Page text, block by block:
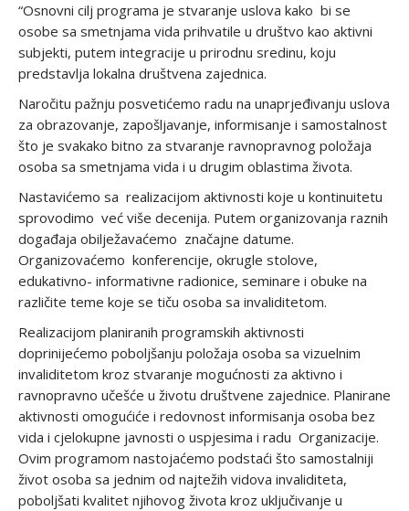
“Osnovni cilj programa je stvaranje uslova kako bi se
osobe sa smetnjama vida prihvatile u društvo kao aktivni
subjekti, putem integracije u prirodnu sredinu, koju
predstavlja lokalna društvena zajednica.
Naročitu pažnju posvetićemo radu na unaprjeđivanju uslova
za obrazovanje, zapošljavanje, informisanje i samostalnost
što je svakako bitno za stvaranje ravnopravnog položaja
osoba sa smetnjama vida i u drugim oblastima života.
Nastavićemo sa realizacijom aktivnosti koje u kontinuitetu
sprovodimo već više decenija. Putem organizovanja raznih
događaja obilježavaćemo značajne datume.
Organizovaćemo konferencije, okrugle stolove,
edukativno- informativne radionice, seminare i obuke na
različite teme koje se tiču osoba sa invaliditetom.
Realizacijom planiranih programskih aktivnosti
doprinijećemo poboljšanju položaja osoba sa vizuelnim
invaliditetom kroz stvaranje mogućnosti za aktivno i
ravnopravno učešće u životu društvene zajednice. Planirane
aktivnosti omogućiće i redovnost informisanja osoba bez
vida i cjelokupne javnosti o uspjesima i radu Organizacije.
Ovim programom nastojaćemo podstaći što samostalniji
život osoba sa jednim od najtežih vidova invaliditeta,
poboljšati kvalitet njihovog života kroz uključivanje u